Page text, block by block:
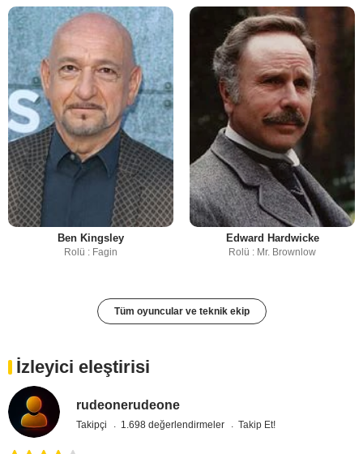
Ben Kingsley
Rolü : Fagin
Edward Hardwicke
Rolü : Mr. Brownlow
Tüm oyuncular ve teknik ekip
İzleyici eleştirisi
rudeonerudeone
Takipçi 1.698 değerlendirmeler Takip Et!